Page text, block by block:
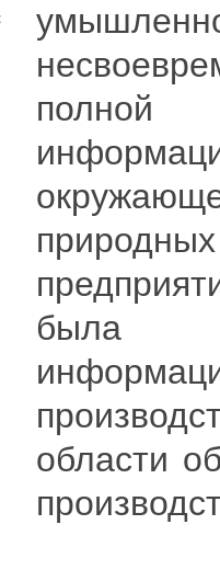
полной
была
области